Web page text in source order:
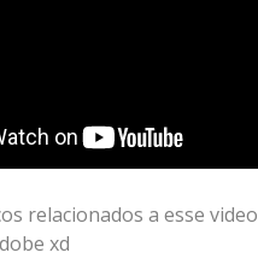
relacionados a esse video
xd